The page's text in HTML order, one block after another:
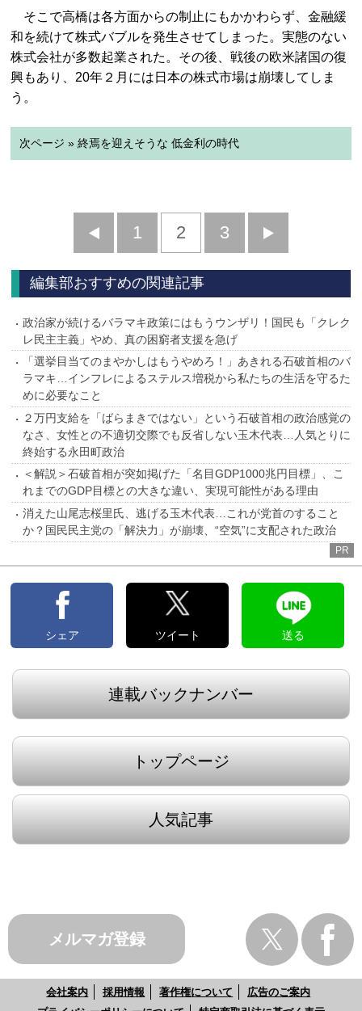
そこで高橋は各方面からの制止にもかかわらず、金融緩
和を続けて株式バブルを発生させてしまった。実態のない
株式会社が多数起業された。その後、戦後の欧米諸国の復
興もあり、20年２月には日本の株式市場は崩壊してしま
う。
次ページ » 終焉を迎えそうな 低金利の時代
前
へ
1 2 3
へ
編集部おすすめの関連記事
政治家が続けるバラマキ政策にはもうウンザリ！国民も「クレク
レ民主主義」やめ、真の困窮者支援を急げ
「選挙目当てのまやかしはもうやめろ！」あきれる石破首相のバ
ラマキ…インフレによるステルス増税から私たちの生活を守るた
めに必要なこと
２万円支給を「ばらまきではない」という石破首相の政治感覚の
なさ、女性との不適切交際でも反省しない玉木代表…人気とりに
終始する永田町政治
＜解説＞石破首相が突如掲げた「名目GDP1000兆円目標」、こ
れまでのGDP目標との大きな違い、実現可能性がある理由
消えた山尾志桜里氏、逃げる玉木代表…これが党首のすること
か？国民民主党の「解決力」が崩壊、“空気”に支配された政治
PR
シェア ツイート 送る
連載バックナンバー
トップページ
人気記事
メルマガ登録
会社案内 採用情報 著作権について
広告のご案内